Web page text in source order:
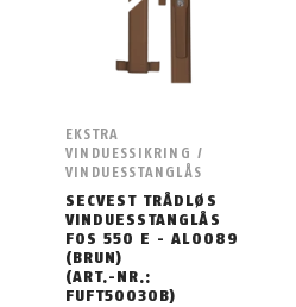
EKSTRA
VINDUESSIKRING /
VINDUESSTANGLÅS
SECVEST TRÅDLØS
VINDUESSTANGLÅS
FOS 550 E - AL0089
(BRUN)
(ART.-NR.:
FUFT50030B)